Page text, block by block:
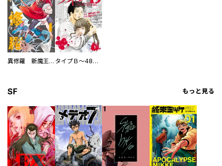
異修羅 新魔王戦争 タイプＢ～48時間後、致死率100％～【単話】
SF もっと見る